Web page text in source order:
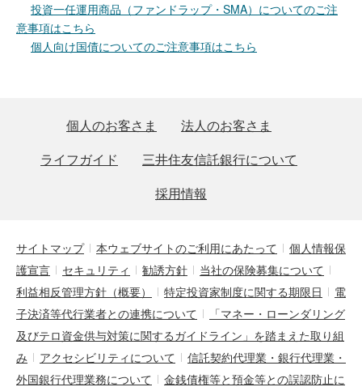
投資一任運用商品（ファンドラップ・SMA）についてのご注
意事項はこちら
個人向け国債についてのご注意事項はこちら
個人のお客さま
法人のお客さま
ライフガイド
三井住友信託銀行について
採用情報
サイトマップ 本ウェブサイトのご利用にあたって
個人情報保
護宣言
セキュリティ 勧誘方針
当社の保険募集について
利益相反管理方針（概要）
特定投資家制度に関する期限日
電
子決済等代行業者との連携について
「マネー・ローンダリング
及びテロ資金供与対策に関するガイドライン」を踏まえた取り組
み
アクセシビリティについて
信託契約代理業・銀行代理業・
外国銀行代理業務について
金銭債権等と預金等との誤認防止に